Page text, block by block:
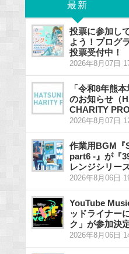
最新
投票に参加し
よう！プログ
投票受付中！
2026年8月07日
「令和8年熊
のお知らせ（
CHARITY
2026年8月07日
作業用BGM『
part6 -』が『
レンジシリー
2026年8月06日
YouTube
ッドライナー
ク」が参加決
2026年8月06日